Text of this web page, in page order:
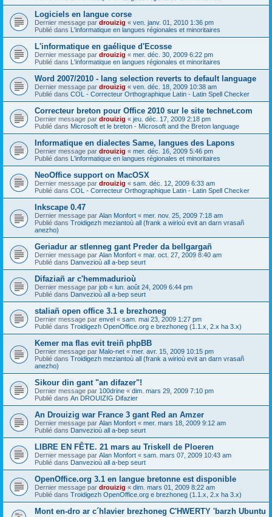
Logiciels en langue corse
Dernier message par drouizig « ven. janv. 01, 2010 1:36 pm
Publié dans L'informatique en langues régionales et minoritaires
L'informatique en gaélique d'Ecosse
Dernier message par drouizig « mer. déc. 30, 2009 6:22 pm
Publié dans L'informatique en langues régionales et minoritaires
Word 2007/2010 - lang selection reverts to default language
Dernier message par drouizig « ven. déc. 18, 2009 10:38 am
Publié dans COL - Correcteur Orthographique Latin - Latin Spell Checker
Correcteur breton pour Office 2010 sur le site technet.com
Dernier message par drouizig « jeu. déc. 17, 2009 2:18 pm
Publié dans Microsoft et le breton - Microsoft and the Breton language
Informatique en dialectes Same, langues des Lapons
Dernier message par drouizig « mer. déc. 16, 2009 5:46 pm
Publié dans L'informatique en langues régionales et minoritaires
NeoOffice support on MacOSX
Dernier message par drouizig « sam. déc. 12, 2009 6:33 am
Publié dans COL - Correcteur Orthographique Latin - Latin Spell Checker
Inkscape 0.47
Dernier message par Alan Monfort « mer. nov. 25, 2009 7:18 am
Publié dans Troidigezh meziantoù all (frank a wirioù evit an darn vrasañ
anezho)
Geriadur ar stlenneg gant Preder da bellgargañ
Dernier message par Alan Monfort « mar. oct. 27, 2009 8:40 am
Publié dans Danvezioù all a-bep seurt
Difaziañ ar c'hemmadurioù
Dernier message par job « lun. août 24, 2009 6:44 pm
Publié dans Danvezioù all a-bep seurt
staliañ open office 3.1 e brezhoneg
Dernier message par envel « sam. mai 23, 2009 1:27 pm
Publié dans Troidigezh OpenOffice.org e brezhoneg (1.1.x, 2.x ha 3.x)
Kemer ma flas evit treiñ phpBB
Dernier message par Malo-net « mer. avr. 15, 2009 10:15 pm
Publié dans Troidigezh meziantoù all (frank a wirioù evit an darn vrasañ
anezho)
Sikour din gant "an difazer"!
Dernier message par 100drine « dim. mars 29, 2009 7:10 pm
Publié dans An DROUIZIG Difazier
An Drouizig war France 3 gant Red an Amzer
Dernier message par Alan Monfort « mer. mars 18, 2009 9:12 am
Publié dans Danvezioù all a-bep seurt
LIBRE EN FÊTE. 21 mars au Triskell de Ploeren
Dernier message par Alan Monfort « sam. mars 07, 2009 10:43 am
Publié dans Danvezioù all a-bep seurt
OpenOffice.org 3.1 en langue bretonne est disponible
Dernier message par drouizig « dim. mars 01, 2009 8:22 am
Publié dans Troidigezh OpenOffice.org e brezhoneg (1.1.x, 2.x ha 3.x)
Mont en-dro ar c´hlavier brezhoneg C'HWERTY 'barzh Ubuntu